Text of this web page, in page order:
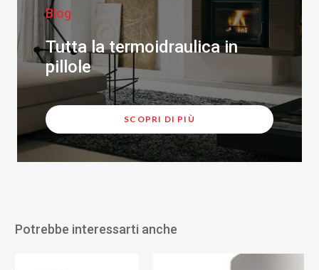
Blog
Tutta la termoidraulica in
pillole
SCOPRI DI PIÙ
Potrebbe interessarti anche